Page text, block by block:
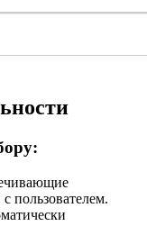
пользователем.